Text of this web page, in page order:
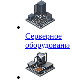
Серверное